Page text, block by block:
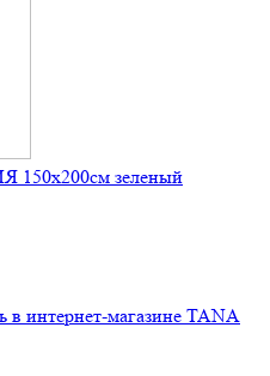
150х200см зеленый